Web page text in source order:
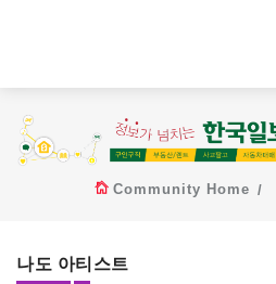
Community Home
나도 아티스트